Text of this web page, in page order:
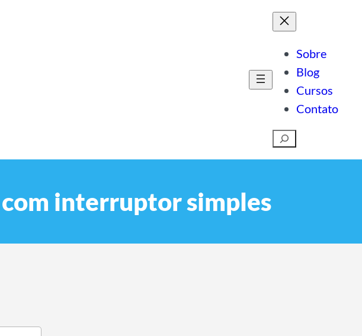
Sobre
Blog
Cursos
Contato
Pesquisar
interruptor simples